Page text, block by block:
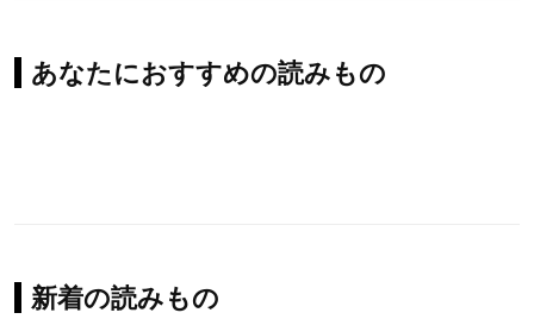
あなたにおすすめの読みもの
新着の読みもの